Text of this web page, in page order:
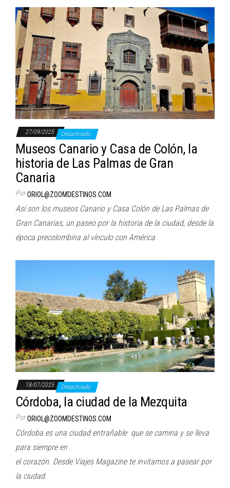
27/09/2025 Desactivado
Museos Canario y Casa de Colón, la
historia de Las Palmas de Gran
Canaria
Por ORIOL@ZOOMDESTINOS.COM
Así son los museos Canario y Casa Colón de Las Palmas de
Gran Canarias, un paseo por la historia de la ciudad, desde la
época precolombina al vínculo con América
18/07/2025 Desactivado
Córdoba, la ciudad de la Mezquita
Por ORIOL@ZOOMDESTINOS.COM
Córdoba es una ciudad entrañable que se camina y se lleva
para siempre en
el corazón. Desde Viajes Magazine te invitamos a pasear por
la ciudad.